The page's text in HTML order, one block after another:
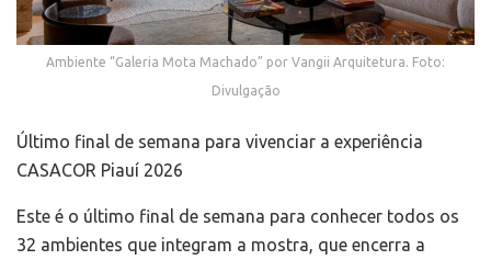
Ambiente “Galeria Mota Machado” por Vangii Arquitetura. Foto:
Divulgação
Último final de semana para vivenciar a experiência
CASACOR Piauí 2026
Este é o último final de semana para conhecer todos os
32 ambientes que integram a mostra, que encerra a